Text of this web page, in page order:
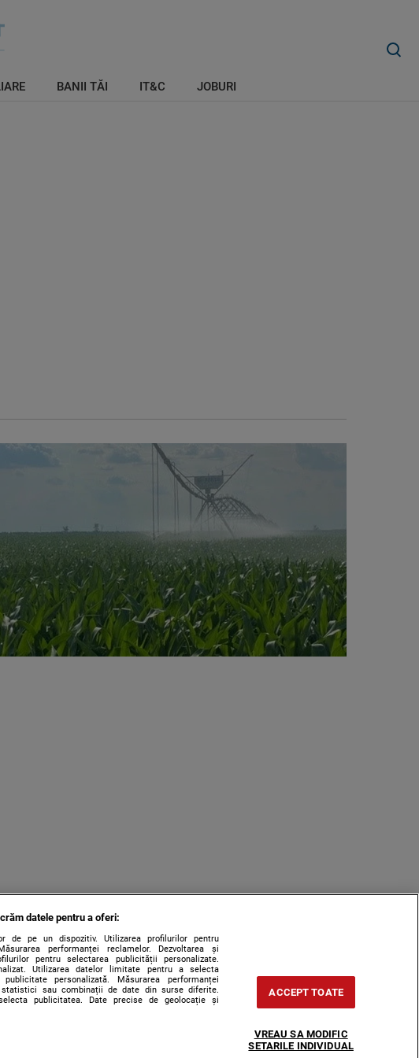
BANII TĂI IT&C JOBURI
datele pentru a oferi:
de pe un dispozitiv. Utilizarea profilurilor pentru
performanței reclamelor. Dezvoltarea și
pentru selectarea publicității personalizate.
Utilizarea datelor limitate pentru a selecta
personalizată. Măsurarea performanței
statistici sau combinații de date din surse diferite.
publicitatea. Date precise de geolocație și
ACCEPT TOATE
VREAU SA MODIFIC
SETARILE INDIVIDUAL